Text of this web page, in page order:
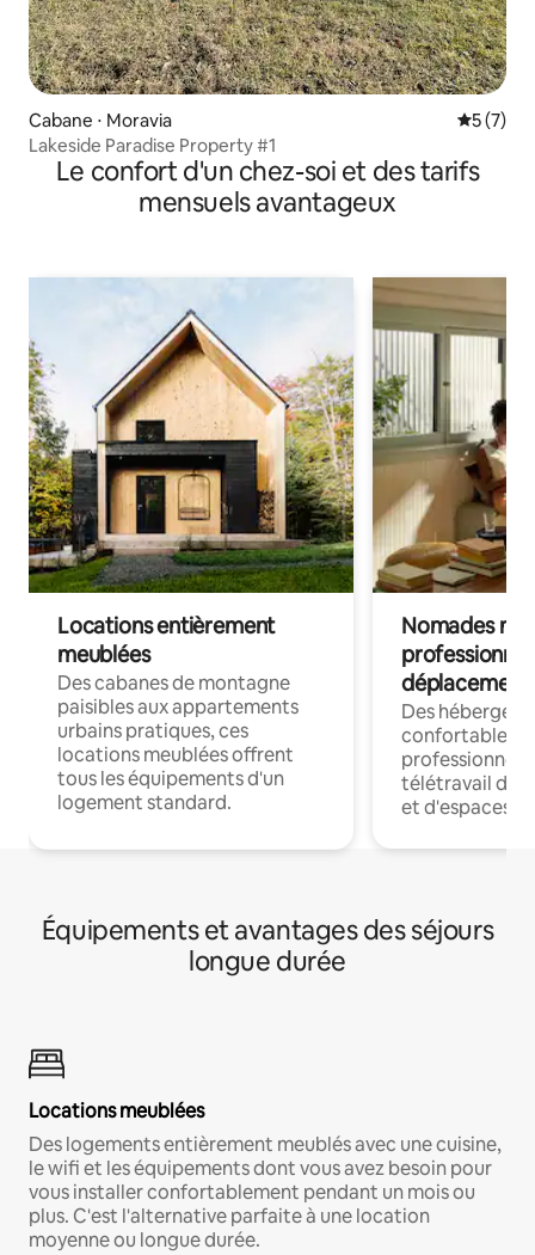
Cabane ⋅ Moravia
5 (7)
Lakeside Paradise Property #1
Le confort d'un chez-soi et des tarifs
mensuels avantageux
Locations entièrement
meublées
Des cabanes de montagne
paisibles aux appartements
urbains pratiques, ces
locations meublées offrent
tous les équipements d'un
logement standard.
Nomades
déplacement
Des
confortables
professionnels
télétravail
et d'espaces
Équipements et avantages des séjours
longue durée
Locations meublées
Des logements entièrement meublés avec une cuisine,
le wifi et les équipements dont vous avez besoin pour
vous installer confortablement pendant un mois ou
plus. C'est l'alternative parfaite à une location
moyenne ou longue durée.